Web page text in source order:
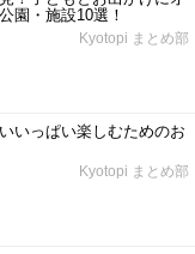
園・施設10選！
Kyotopi まとめ部
いっぱい楽しむためのお
Kyotopi まとめ部